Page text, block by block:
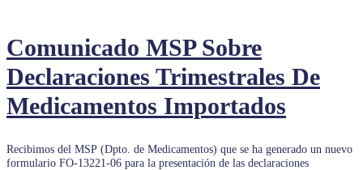
Comunicado MSP Sobre
Declaraciones Trimestrales De
Medicamentos Importados
Recibimos del MSP (Dpto. de Medicamentos) que se ha generado un nuevo
formulario FO-13221-06 para la presentación de las declaraciones